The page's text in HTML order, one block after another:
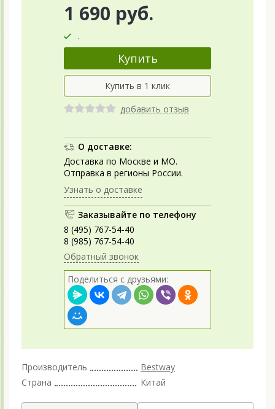
1 690 руб.
.
добавить отзыв
О доставке:
Доставка по Москве и МО.
Отправка в регионы России.
Узнать о доставке
Заказывайте по телефону
8 (495) 767-54-40
8 (985) 767-54-40
Обратный звонок
Поделиться с друзьями:
Производитель
Bestway
Страна
Китай